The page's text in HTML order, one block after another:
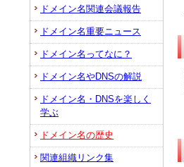
ドメイン名関連会議報告
ドメイン名重要ニュース
ドメイン名ってなに？
ドメイン名やDNSの解説
ドメイン名・DNSを楽しく
学ぶ
ドメイン名の歴史
関連組織リンク集